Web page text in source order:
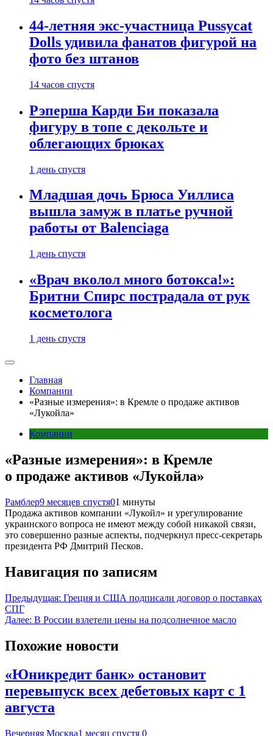
44-летняя экс-участница Pussycat
Dolls удивила фанатов фигурой на
фото без штанов
14 часов спустя
Рэперша Карди Би показала
фигуру в топе с декольте и
облегающих брюках
1 день спустя
Младшая дочь Брюса Уиллиса
вышла замуж в платье ручной
работы от Balenciaga
1 день спустя
«Врач вколол много ботокса!»:
Бритни Спирс пострадала от рук
косметолога
1 день спустя
Главная
Компании
«Разные измерения»: в Кремле о продаже активов
«Лукойла»
Компании
«Разные измерения»: в Кремле
о продаже активов «Лукойла»
Рамблер9 месяцев спустя01 минуты
Продажа активов компании «Лукойл» и урегулирование
украинского вопроса не имеют между собой никакой связи,
это совершенно разные аспекты, подчеркнул пресс-секретарь
президента РФ Дмитрий Песков.
Навигация по записям
Предыдущая: Греция и США подписали договор о поставках
СПГ
Далее: В России взлетели цены на подсолнечное масло
Похожие новости
«Юникредит банк» остановит
перевыпуск всех дебетовых карт с 1
августа
Вечерняя Москва1 месяц спустя 0